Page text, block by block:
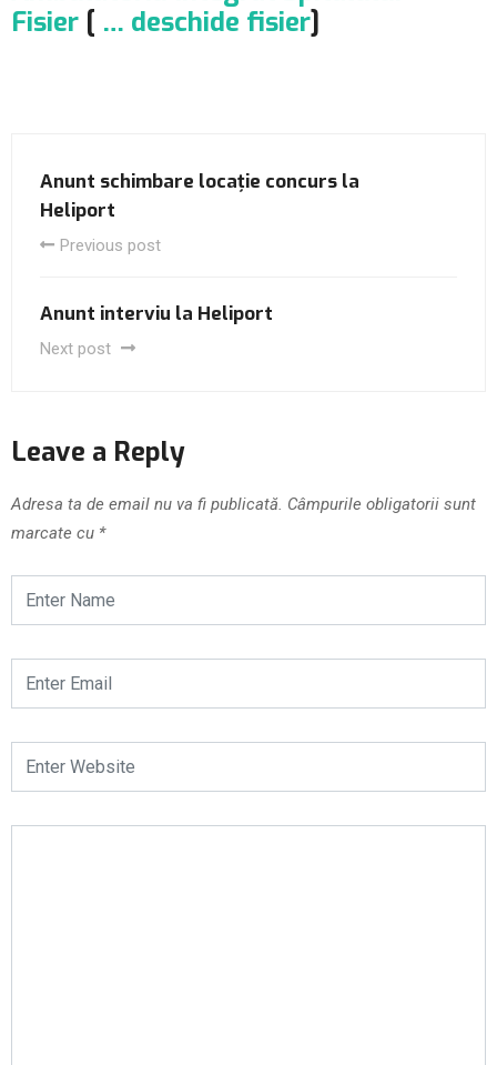
Fisier [ … deschide fisier]
Anunt schimbare locație concurs la
Heliport
Previous post
Anunt interviu la Heliport
Next post
Leave a Reply
Adresa ta de email nu va fi publicată. Câmpurile obligatorii sunt
marcate cu *